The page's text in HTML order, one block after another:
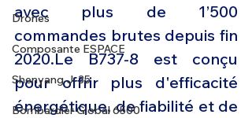
Drones
Composante ESPACE
Shenyang J-35
Bombardier Global 6500
avec plus de 1’500
commandes brutes depuis fin
2020.Le B737-8 est conçu
pour offrir plus d'efficacité
énergétique, de fiabilité et de